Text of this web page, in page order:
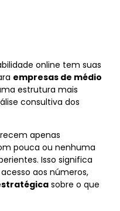
online tem suas
empresas de médio
estrutura mais
consultiva dos
apenas
pouca ou nenhuma
Isso significa
aos números,
sobre o que